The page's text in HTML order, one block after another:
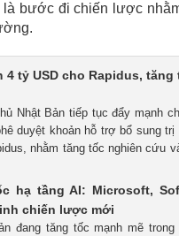
bước đi chiến lược
4 tỷ USD cho Rapidus,
Nhật Bản tiếp tục đẩy mạnh
duyệt khoản hỗ trợ bổ sung
nhằm tăng tốc nghiên cứu
hạ tầng AI: Microsoft,
chiến lược mới
đang tăng tốc mạnh mẽ